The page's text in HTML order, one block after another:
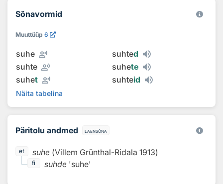
Sõnavormid
Muuttüüp 6
suhe record_voice_over suhted
suhte record_voice_over suhete
suhet record_voice_over suhteid
Näita tabelina
Päritolu andmed laensõna
et suhe (Villem Grünthal-Ridala 1913)
fi suhde 'suhe'